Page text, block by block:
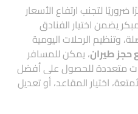
ضروريًا لتجنب ارتفاع الأسعار
يضمن اختيار الفنادق
وتنظيم الرحلات اليومية
طيران، يمكن للمسافر
متعددة للحصول على أفضل
اختيار المقاعد، أو تعديل